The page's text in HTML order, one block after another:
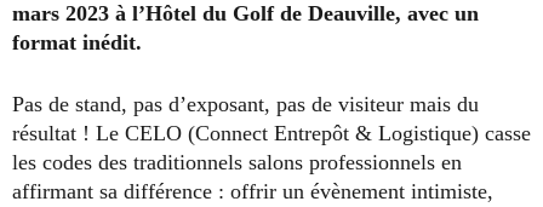
mars 2023 à l’Hôtel du Golf de Deauville, avec un
format inédit.
Pas de stand, pas d’exposant, pas de visiteur mais du
résultat ! Le CELO (Connect Entrepôt & Logistique) casse
les codes des traditionnels salons professionnels en
affirmant sa différence : offrir un évènement intimiste,